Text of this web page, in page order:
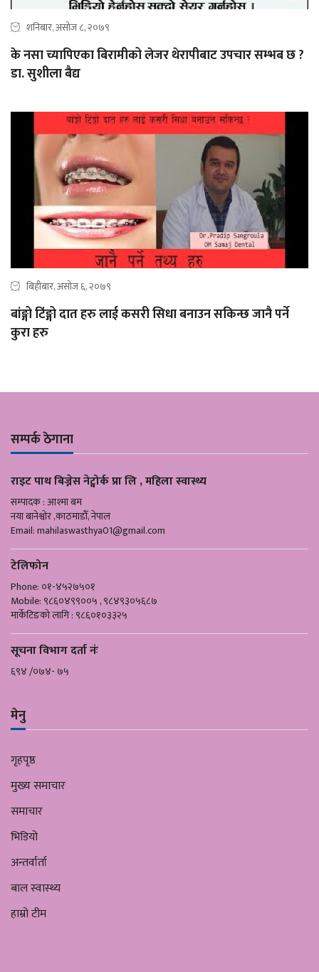
शनिबार, असोज ८, २०७९
के नसा च्यापिएका बिरामीको लेजर थेरापीबाट उपचार सम्भब छ ?
डा. सुशीला बैद्य
बिहीबार, असोज ६, २०७९
बांङ्गो टिंङ्गो दात हरु लाई कसरी सिधा बनाउन सकिन्छ जानै पर्ने
कुरा हरु
सम्पर्क ठेगाना
राइट पाथ बिज्नेस नेट्वोर्क प्रा लि , महिला स्वास्थ्य
सम्पादक : आश्मा बम
नया बानेश्वोर ,काठमाडौँ, नेपाल
Email:mahilaswasthya01@gmail.com
टेलिफोन
Phone: ०१-४५२७५०१
Mobile: ९८६०४९९००५ , ९८४९३०५६८७
मार्केटिङको लागि : ९८६०१०३३२५
सूचना विभाग दर्ता नंः
६९४ /०७४- ७५
मेनु
गृहपृष्ठ
मुख्य समाचार
समाचार
भिडियो
अन्तर्वार्ता
बाल स्वास्थ्य
हाम्रो टीम